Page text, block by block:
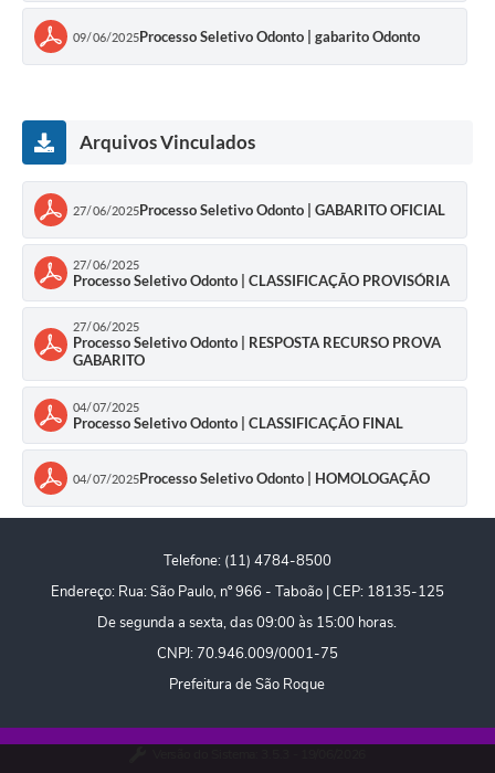
Horários de Ônibus - Jundiá
Inscrições para o Castramóvel
Notícias
Ouvidorias
Postos de Atendimento ao Trabalhador (PAT)
PPA - Plano Plurianual 2026 / 2029
PROCON SR
Qualifica São Roque
Sala do Empreendedor - Licenciamento Municipal para MEI
SEBRAE Aqui
2ª Via de Tributos
FAQ - Perguntas frequentes
Contato
09/06/2025Processo Seletivo Odonto | gabarito Odonto
Arquivos Vinculados
27/06/2025Processo Seletivo Odonto | GABARITO OFICIAL
27/06/2025
Processo Seletivo Odonto | CLASSIFICAÇÃO PROVISÓRIA
27/06/2025
Processo Seletivo Odonto | RESPOSTA RECURSO PROVA
GABARITO
04/07/2025
Processo Seletivo Odonto | CLASSIFICAÇÃO FINAL
04/07/2025Processo Seletivo Odonto | HOMOLOGAÇÃO
Telefone: (11) 4784-8500
Endereço: Rua: São Paulo, nº 966 - Taboão | CEP: 18135-125
De segunda a sexta, das 09:00 às 15:00 horas.
CNPJ: 70.946.009/0001-75
Prefeitura de São Roque